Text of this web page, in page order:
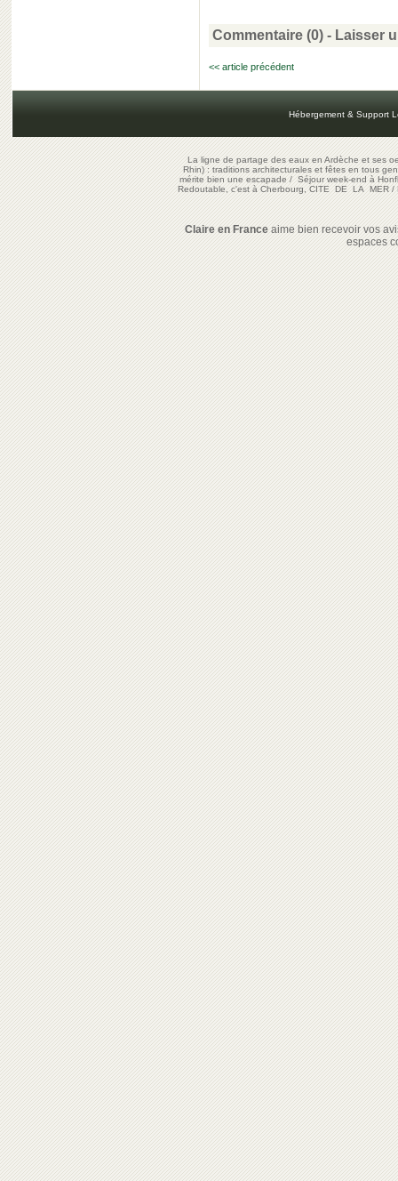
Commentaire (0) - Laisser
<< article précédent
Hébergement & Support
La ligne de partage des eaux en Ardèche et ses
Rhin) : traditions architecturales et fêtes en tous
mérite bien une escapade/Séjour week-end à
Redoutable, c'est à Cherbourg, CITE DE LA MER/
Claire en Franceaime bien recevoir vos
espaces